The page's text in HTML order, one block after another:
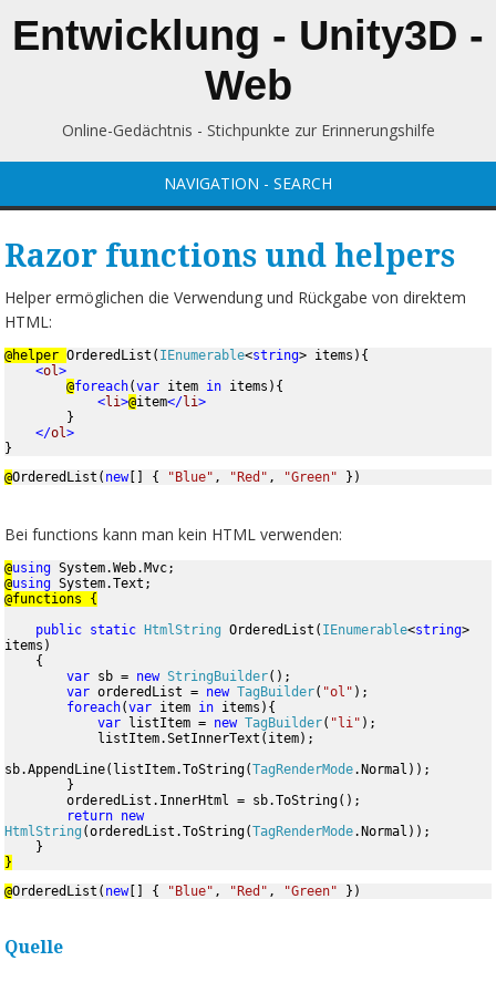
Entwicklung - Unity3D -
Web
Online-Gedächtnis - Stichpunkte zur Erinnerungshilfe
NAVIGATION - SEARCH
Razor functions und helpers
Helper ermöglichen die Verwendung und Rückgabe von direktem
HTML:
@helper OrderedList( IEnumerable<string> items){
<ol>
@foreach(var item in items){
<li>@item</li>
}
</ol
}
@OrderedList( new[] { "Blue" , "Red" , "Green" })
Bei functions kann man kein HTML verwenden:
@using
@using
public static
HtmlString OrderedList( IEnumerable<string>
items)
var sb = new StringBuilder();
var orderedList = new TagBuilder( "ol" );
foreach(var item in items){
var
listItem = new TagBuilder( "li" );
sb.AppendLine(listItem.ToString(TagRenderMode.Normal));
        orderedList.InnerHtml = sb.ToString();
return new
HtmlString (orderedList.ToString(TagRenderMode.Normal));
}
@OrderedList( new[] { "Blue" , "Red" , "Green" })
Quelle